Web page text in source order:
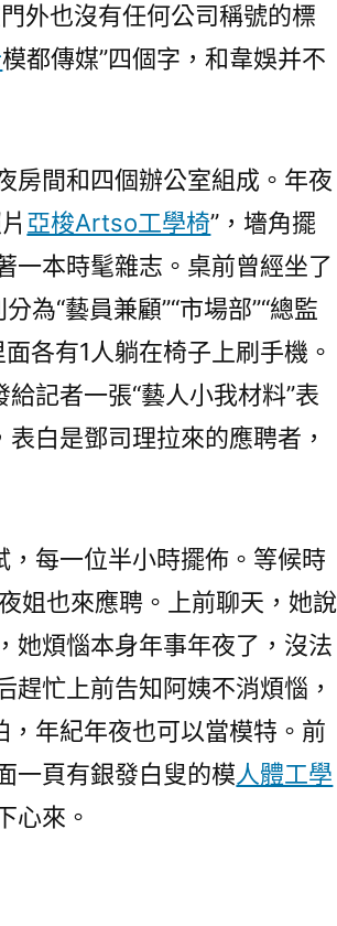
外也沒有任何公司稱號的標
模都傳媒”四個字，和韋娛并不
房間和四個辦公室組成。年夜
亞梭Artso工學椅”，墻角擺
一本時髦雜志。桌前曾經坐了
為“藝員兼顧”“市場部”“總監
面各有1人躺在椅子上刷手機。
記者一張“藝人小我材料”表
白是鄧司理拉來的應聘者，
，每一位半小時擺佈。等候時
姐也來應聘。上前聊天，她說
她煩惱本身年事年夜了，沒法
趕忙上前告知阿姨不消煩惱，
，年紀年夜也可以當模特。前
一頁有銀發白叟的模人體工學
心來。